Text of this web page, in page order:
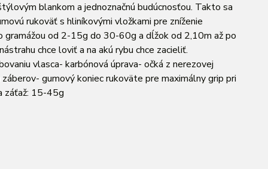
blankom a jednoznačnú budúcnosťou. Takto sa
rukoväť s hliníkovými vložkami pre zníženie
od 2-15g do 30-60g a dĺžok od 2,10m až po
chce loviť a na akú rybu chce zacieliť.
vlasca- karbónová úprava- očká z nerezovej
gumový koniec rukoväte pre maximálny grip pri
záťaž: 15-45g